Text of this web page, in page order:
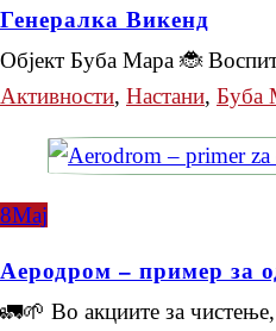
Генералка Викенд
Објект Буба Мара 🐞
Активности, Настани, Буба
8Мај
Аеродром – пример за
🚛🌱 Во акциите за